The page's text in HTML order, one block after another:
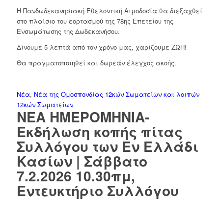
Η Πανδωδεκανησιακή Εθελοντική Αιμοδοσία θα διεξαχθεί
στο πλαίσιο του εορτασμού της 78ης Επετείου της
Ενσωμάτωσης της Δωδεκανήσου.
Δίνουμε 5 λεπτά από τον χρόνο μας, χαρίζουμε ΖΩΗ!
Θα πραγματοποιηθεί και δωρεάν έλεγχος ακοής.
Νέα, Νέα της Ομοσπονδίας 12κών Σωματείων και λοιπών
12κών Σωματείων
ΝΕΑ ΗΜΕΡΟΜΗΝΙΑ-
Εκδήλωση κοπής πίτας
Συλλόγου των Εν Ελλάδι
Κασίων | Σάββατο
7.2.2026 10.30πμ,
Εντευκτήριο Συλλόγου